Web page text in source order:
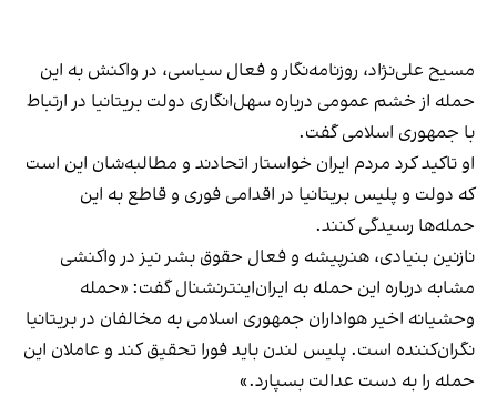
مسیح علی‌نژاد، روزنامه‌نگار و فعال سیاسی، در واکنش به این
حمله از خشم عمومی درباره سهل‌انگاری دولت بریتانیا در ارتباط
با جمهوری اسلامی گفت.
او تاکید کرد مردم ایران خواستار اتحادند و مطالبه‌شان این است
که دولت و پلیس بریتانیا در اقدامی فوری و قاطع به این
حمله‌ها رسیدگی کنند.
نازنین بنیادی، هنرپیشه و فعال حقوق بشر نیز در واکنشی
مشابه درباره این حمله به ایران‌اینترنشنال گفت: «حمله
وحشیانه اخیر هواداران جمهوری اسلامی به مخالفان در بریتانیا
نگران‌کننده است. پلیس لندن باید فورا تحقیق کند و عاملان این
حمله را به دست عدالت بسپارد.»